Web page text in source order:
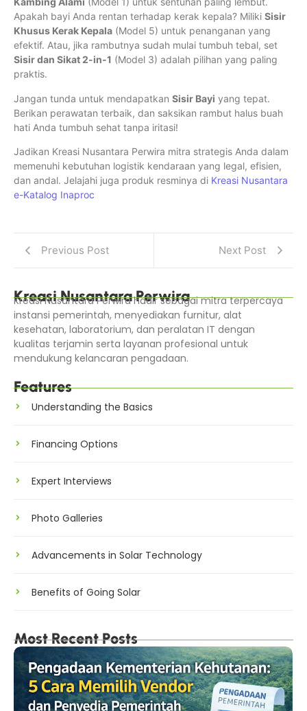
Apakah bayi Anda rentan terhadap kerak kepala? Miliki Sisir
Khusus Kerak Kepala (Model 5) untuk penanganan yang
efektif. Atau, jika rambutnya sudah mulai tumbuh tebal, set
Sisir dan Sikat 2-in-1 (Model 3) adalah pilihan yang paling
praktis.
Jangan tunda untuk mendapatkan Sisir Bayi yang tepat.
Berikan perawatan terbaik, dan saksikan rambut halus buah
hati Anda tumbuh sehat tanpa iritasi!
Jadikan Kreasi Nusantara Perwira mitra strategis Anda dalam
memenuhi kebutuhan logistik kendaraan yang legal, efisien,
dan andal. Jelajahi juga produk resminya di Kreasi Nusantara
e-Katalog Inaproc
Previous Post Next Post
Kreasi Nusantara Perwira
Kreasi Nusantara Perwira hadir sebagai mitra terpercaya
instansi pemerintah, menyediakan furnitur, alat
kesehatan, laboratorium, dan peralatan IT dengan
kualitas terjamin serta layanan profesional untuk
mendukung kelancaran pengadaan.
Features
Understanding the Basics
Financing Options
Expert Interviews
Photo Galleries
Advancements in Solar Technology
Benefits of Going Solar
Most Recent Posts